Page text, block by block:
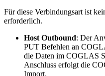
Für diese Verbindungsart ist
erforderlich.
Host Outbound: Der
PUT Befehlen an
die Daten im COGLAS
Anschluss erfolgt die
Import.